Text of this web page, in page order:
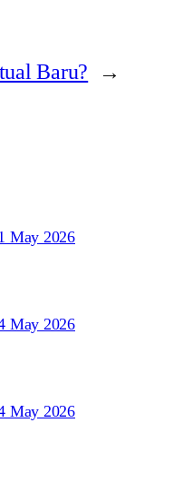
Baru? →
May 2026
May 2026
May 2026